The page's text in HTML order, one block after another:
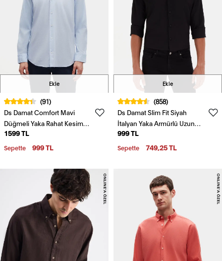
Ekle
(91)
Ds Damat Comfort Mavi
Düğmeli Yaka Rahat Kesim
Keten Görünümlü %100
Pamuk Gömlek
1599 TL
Sepette 999 TL
Ekle
(858)
Ds Damat Slim Fit Siyah
İtalyan Yaka Armürlü Uzun
Kollu Kolay Ütülenebilir
Nefes Alan Dört Mevsim
999 TL
Sepette 749,25 TL